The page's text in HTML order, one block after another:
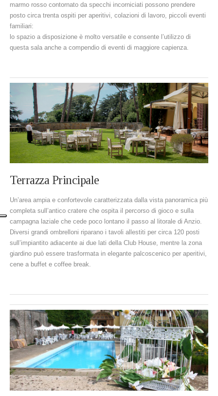
marmo rosso contornato da specchi incorniciati possono prendere
posto circa trenta ospiti per aperitivi, colazioni di lavoro, piccoli eventi
familiari:
lo spazio a disposizione è molto versatile e consente l’utilizzo di
questa sala anche a compendio di eventi di maggiore capienza.
Terrazza Principale
Un’area ampia e confortevole caratterizzata dalla vista panoramica più
completa sull’antico cratere che ospita il percorso di gioco e sulla
campagna laziale che cede poco lontano il passo al litorale di Anzio.
Diversi grandi ombrelloni riparano i tavoli allestiti per circa 120 posti
sull’impiantito adiacente ai due lati della Club House, mentre la zona
giardino può essere trasformata in elegante palcoscenico per aperitivi,
cene a buffet e coffee break.